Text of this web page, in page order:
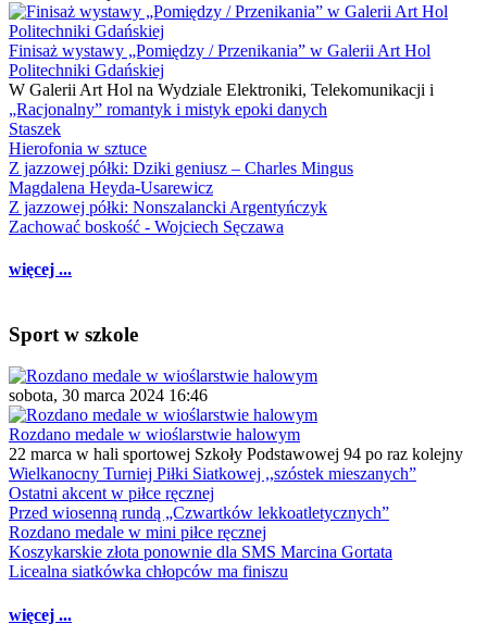
Finisaż wystawy „Pomiędzy / Przenikania” w Galerii Art Hol
Politechniki Gdańskiej
W Galerii Art Hol na Wydziale Elektroniki, Telekomunikacji i
„Racjonalny” romantyk i mistyk epoki danych
Staszek
Hierofonia w sztuce
Z jazzowej półki: Dziki geniusz – Charles Mingus
Magdalena Heyda-Usarewicz
Z jazzowej półki: Nonszalancki Argentyńczyk
Zachować boskość - Wojciech Sęczawa
więcej ...
Sport w szkole
sobota, 30 marca 2024 16:46
Rozdano medale w wioślarstwie halowym
22 marca w hali sportowej Szkoły Podstawowej 94 po raz kolejny
Wielkanocny Turniej Piłki Siatkowej ,,szóstek mieszanych”
Ostatni akcent w piłce ręcznej
Przed wiosenną rundą „Czwartków lekkoatletycznych”
Rozdano medale w mini piłce ręcznej
Koszykarskie złota ponownie dla SMS Marcina Gortata
Licealna siatkówka chłopców ma finiszu
więcej ...